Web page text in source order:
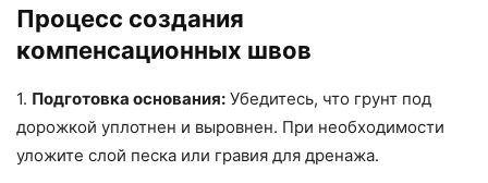
Процесс создания
компенсационных швов
1. Подготовка основания: Убедитесь, что грунт под
дорожкой уплотнен и выровнен. При необходимости
уложите слой песка или гравия для дренажа.